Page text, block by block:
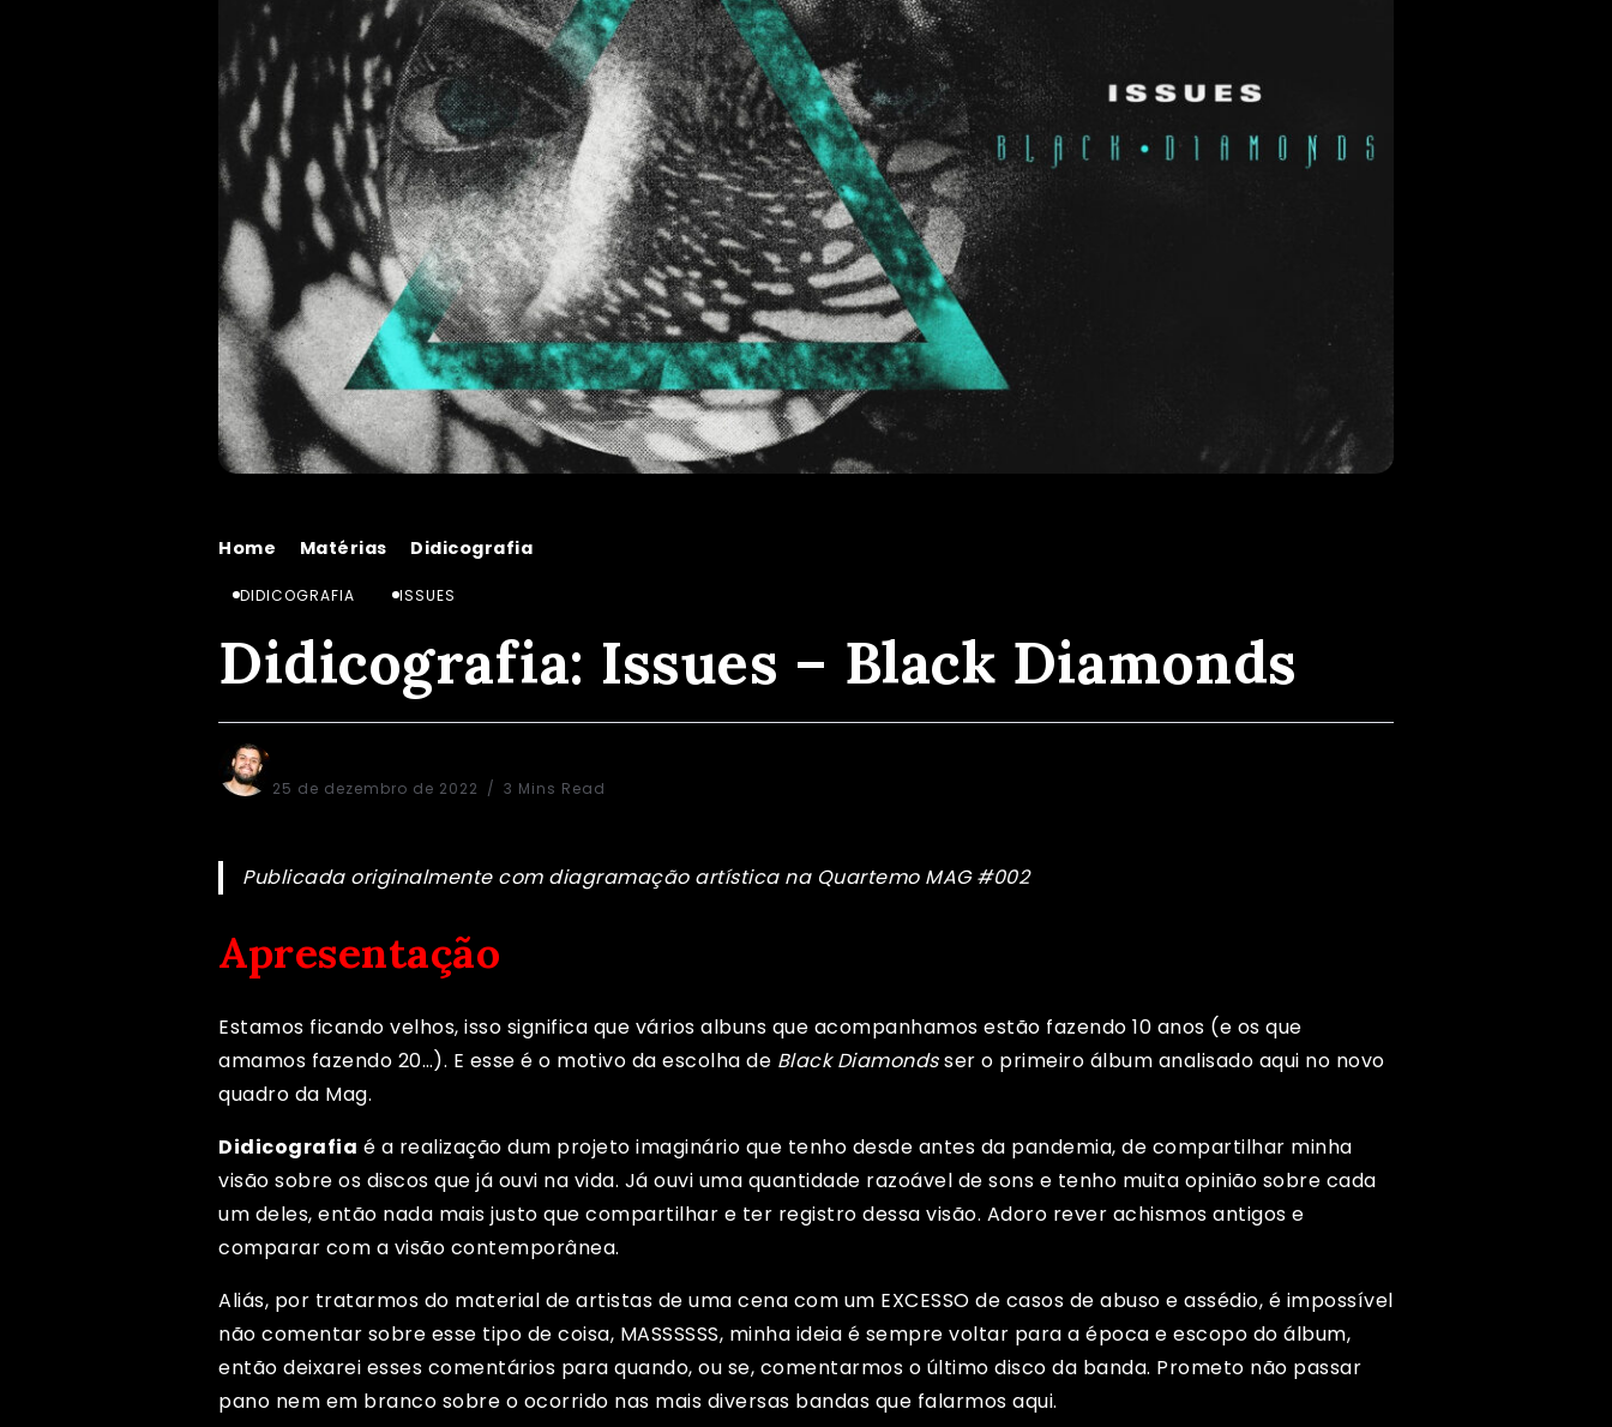
Home Matérias Didicografia
DIDICOGRAFIA ISSUES
Didicografia: Issues – Black Diamonds
25 de dezembro de 2022 3 Mins Read
Publicada originalmente com diagramação artística na Quartemo MAG #002
Apresentação
Estamos ficando velhos, isso significa que vários albuns que acompanhamos estão fazendo 10 anos (e os que
amamos fazendo 20…). E esse é o motivo da escolha de Black Diamondsser o primeiro álbum analisado aqui no novo
quadro da Mag.
Didicografia é a realização dum projeto imaginário que tenho desde antes da pandemia, de compartilhar minha
visão sobre os discos que já ouvi na vida. Já ouvi uma quantidade razoável de sons e tenho muita opinião sobre cada
um deles, então nada mais justo que compartilhar e ter registro dessa visão. Adoro rever achismos antigos e
comparar com a visão contemporânea.
Aliás, por tratarmos do material de artistas de uma cena com um EXCESSO de casos de abuso e assédio, é impossível
não comentar sobre esse tipo de coisa, MASSSSSS, minha ideia é sempre voltar para a época e escopo do álbum,
então deixarei esses comentários para quando, ou se, comentarmos o último disco da banda. Prometo não passar
pano nem em branco sobre o ocorrido nas mais diversas bandas que falarmos aqui.